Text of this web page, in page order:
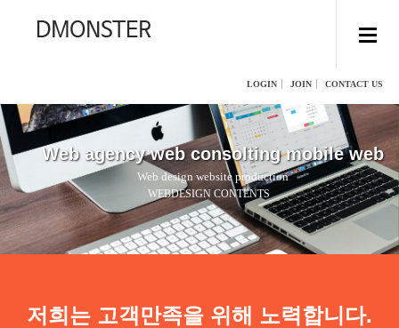
LOGIN JOIN CONTACT US
Web agency web consolting mobile web
Web design website production
WEBDESIGN CONTENTS
저희는 고객만족을 위해 노력합니다.